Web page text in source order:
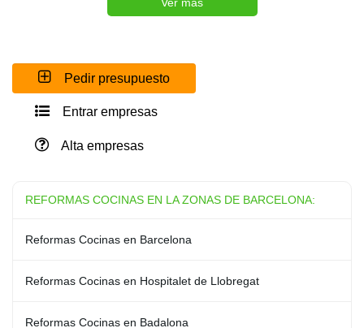
Pedir presupuesto
Entrar empresas
Alta empresas
REFORMAS COCINAS EN LA ZONAS DE BARCELONA:
Reformas Cocinas en Barcelona
Reformas Cocinas en Hospitalet de Llobregat
Reformas Cocinas en Badalona